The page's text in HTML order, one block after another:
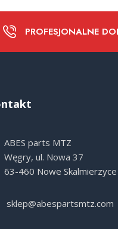
PROFESJONALNE
ABES parts MTZ
Węgry, ul. Nowa 37
63-460 Nowe Skalmierzyce
sklep@abespartsmtz.com